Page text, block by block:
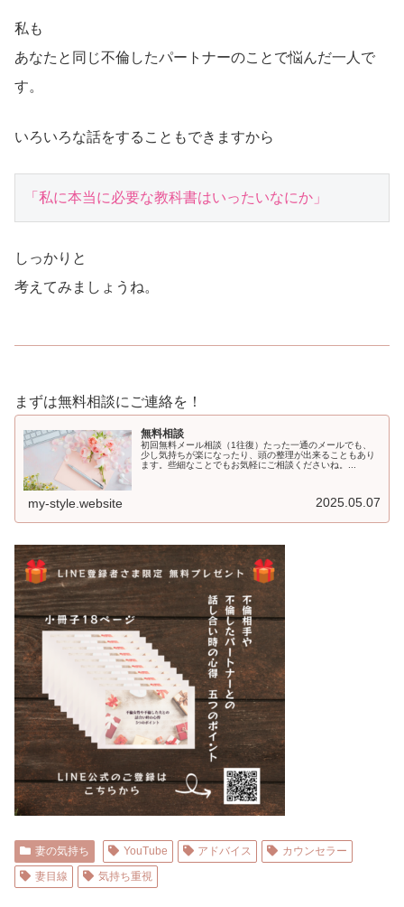
私も
あなたと同じ不倫したパートナーのことで悩んだ一人で
す。
いろいろな話をすることもできますから
「私に本当に必要な教科書はいったいなにか」
しっかりと
考えてみましょうね。
まずは無料相談にご連絡を！
無料相談
初回無料メール相談（1往復）たった一通のメールでも、
少し気持ちが楽になったり、頭の整理が出来ることもあり
ます。些細なことでもお気軽にご相談くださいね。...
my-style.website 2025.05.07
妻の気持ち YouTube アドバイス
カウンセラー
妻目線
気持ち重視